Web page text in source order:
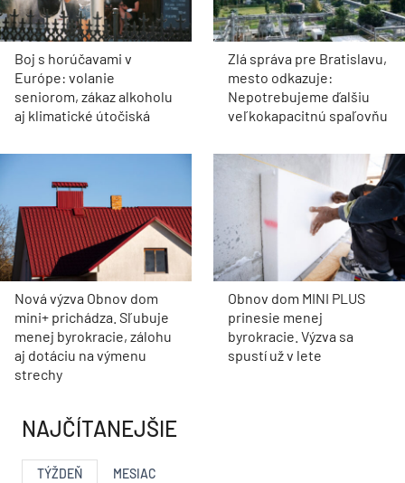
Boj s horúčavami v
Európe: volanie
seniorom, zákaz alkoholu
aj klimatické útočiská
Zlá správa pre Bratislavu,
mesto odkazuje:
Nepotrebujeme ďalšiu
veľkokapacitnú spaľovňu
Nová výzva Obnov dom
mini+ prichádza. Sľubuje
menej byrokracie, zálohu
aj dotáciu na výmenu
strechy
Obnov dom MINI PLUS
prinesie menej
byrokracie. Výzva sa
spustí už v lete
NAJČÍTANEJŠIE
TÝŽDEŇ MESIAC